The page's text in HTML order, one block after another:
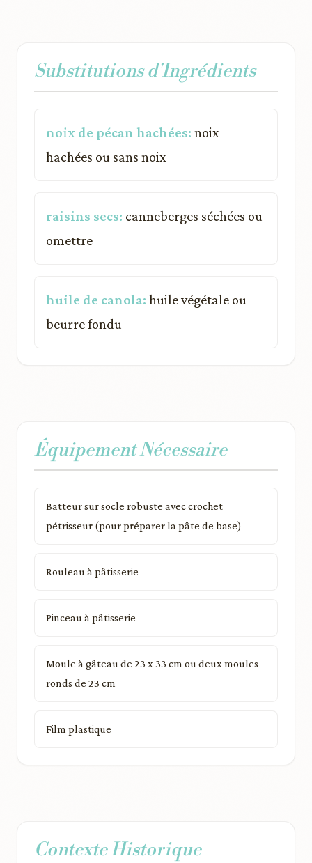
Substitutions d'Ingrédients
noix de pécan hachées: noix
hachées ou sans noix
raisins secs: canneberges séchées ou
omettre
huile de canola: huile végétale ou
beurre fondu
Équipement Nécessaire
Batteur sur socle robuste avec crochet
pétrisseur (pour préparer la pâte de base)
Rouleau à pâtisserie
Pinceau à pâtisserie
Moule à gâteau de 23 x 33 cm ou deux moules
ronds de 23 cm
Film plastique
Contexte Historique